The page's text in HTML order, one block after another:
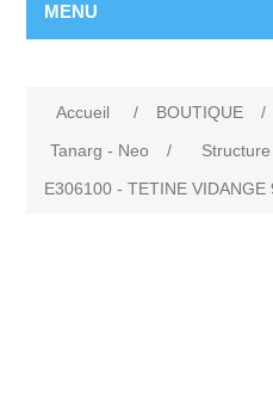
MENU
Accueil / BOUTIQUE /
Tanarg - Neo
/ Structure
E306100 - TETINE VIDANGE